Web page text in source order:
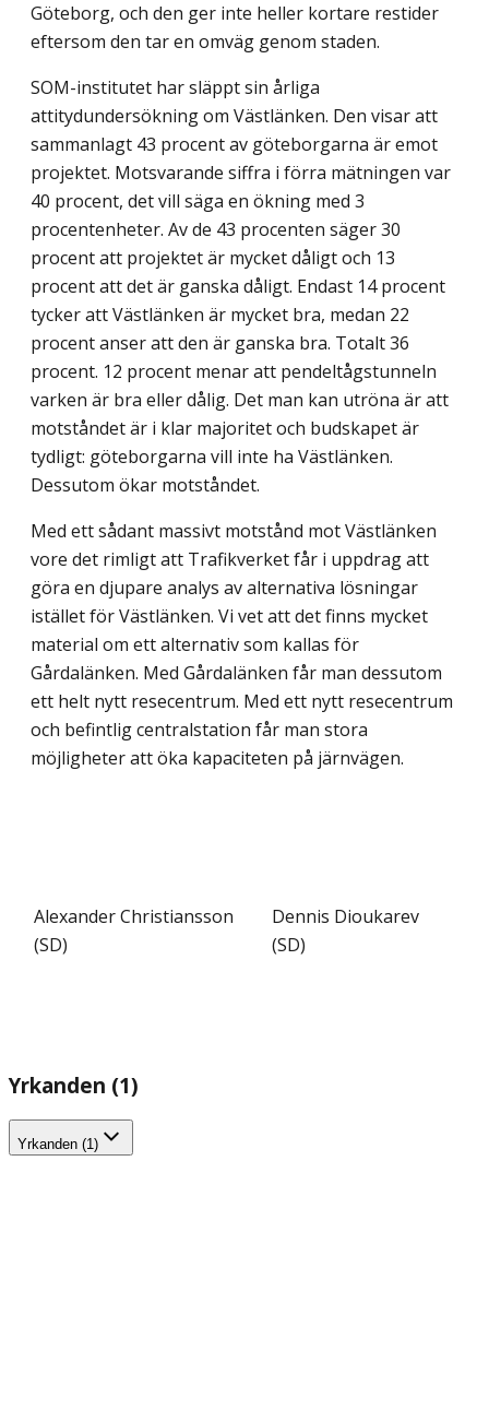
Göteborg, och den ger inte heller kortare restider
eftersom den tar en omväg genom staden.
SOM-institutet har släppt sin årliga
attitydundersökning om Västlänken. Den visar att
sammanlagt 43 procent av göteborgarna är emot
projektet. Motsvarande siffra i förra mätningen var
40 procent, det vill säga en ökning med 3
procentenheter. Av de 43 procenten säger 30
procent att projektet är mycket dåligt och 13
procent att det är ganska dåligt. Endast 14 procent
tycker att Västlänken är mycket bra, medan 22
procent anser att den är ganska bra. Totalt 36
procent. 12 procent menar att pendeltågstunneln
varken är bra eller dålig. Det man kan utröna är att
motståndet är i klar majoritet och budskapet är
tydligt: göteborgarna vill inte ha Västlänken.
Dessutom ökar motståndet.
Med ett sådant massivt motstånd mot Västlänken
vore det rimligt att Trafikverket får i uppdrag att
göra en djupare analys av alternativa lösningar
istället för Västlänken. Vi vet att det finns mycket
material om ett alternativ som kallas för
Gårdalänken. Med Gårdalänken får man dessutom
ett helt nytt resecentrum. Med ett nytt resecentrum
och befintlig centralstation får man stora
möjligheter att öka kapaciteten på järnvägen.
Alexander Christiansson
(SD)
Dennis Dioukarev
(SD)
Yrkanden (1)
Yrkanden (1)